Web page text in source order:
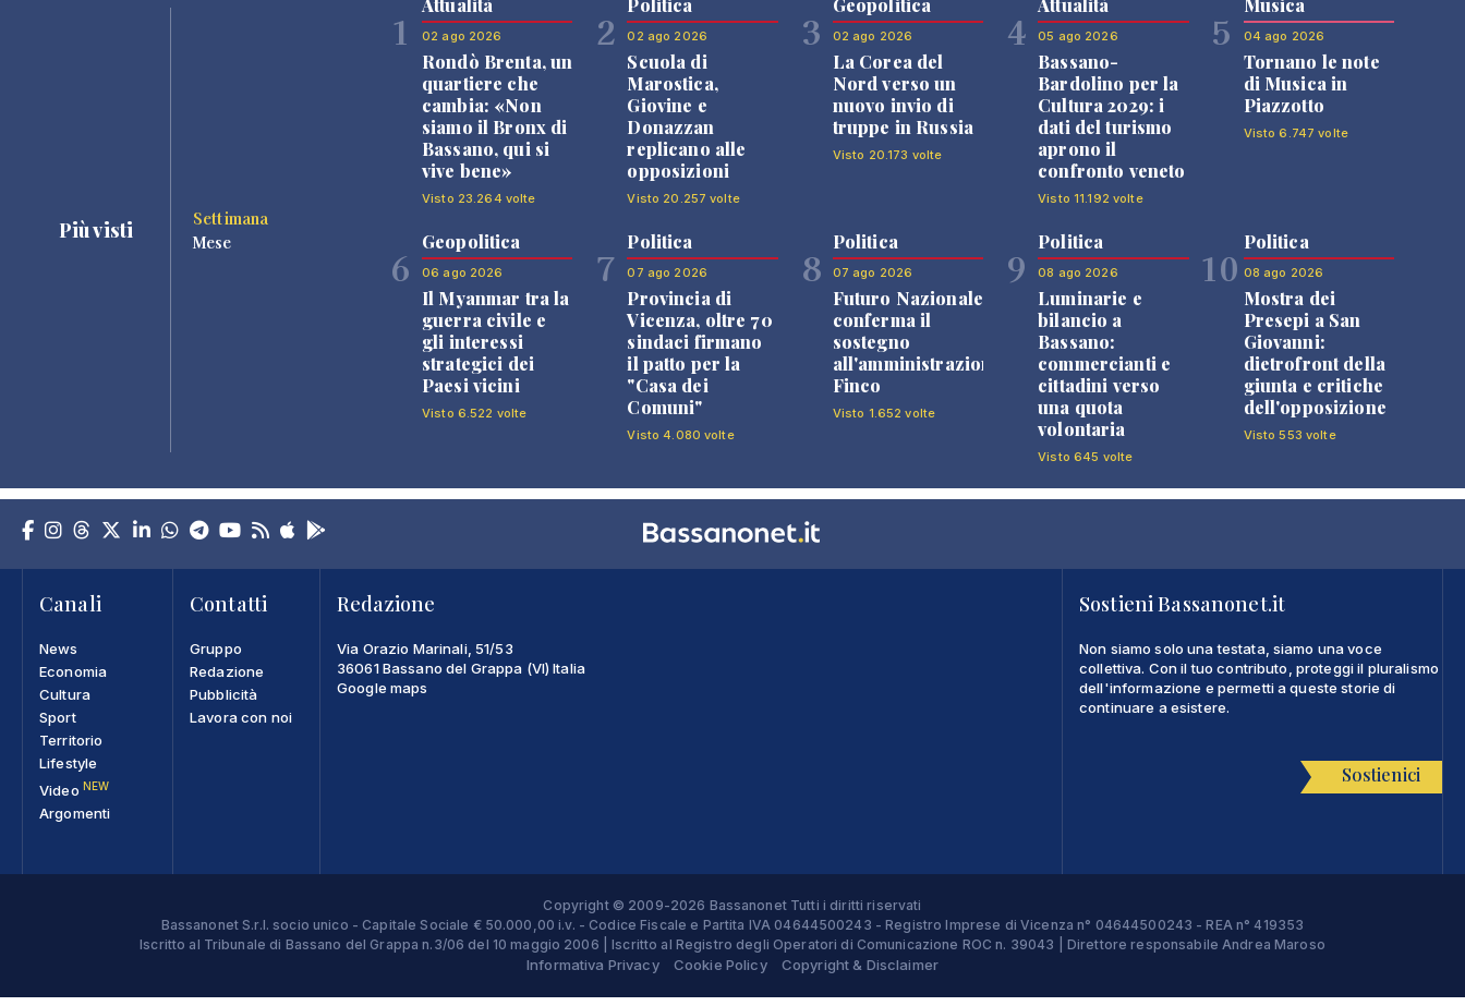
Più visti
Settimana
Mese
1
Attualità
02 ago 2026
Rondò Brenta, un
quartiere che
cambia: «Non
siamo il Bronx di
Bassano, qui si
vive bene»
Visto 23.264 volte
2
Politica
02 ago 2026
Scuola di
Marostica,
Giovine e
Donazzan
replicano alle
opposizioni
Visto 20.257 volte
3
Geopolitica
02 ago 2026
La Corea del
Nord verso un
nuovo invio di
truppe in Russia
Visto 20.173 volte
4
Attualità
05 ago 2026
Bassano-
Bardolino per la
Cultura 2029: i
dati del turismo
aprono il
confronto veneto
Visto 11.192 volte
5
Musica
04 ago 2026
Tornano le note
di Musica in
Piazzotto
Visto 6.747 volte
6
Geopolitica
06 ago 2026
Il Myanmar tra la
guerra civile e
gli interessi
strategici dei
Paesi vicini
Visto 6.522 volte
7
Politica
07 ago 2026
Provincia di
Vicenza, oltre 70
sindaci firmano
il patto per la
"Casa dei
Comuni"
Visto 4.080 volte
8
Politica
07 ago 2026
Futuro Nazionale
conferma il
sostegno
all'amministrazione
Finco
Visto 1.652 volte
9
Politica
08 ago 2026
Luminarie e
bilancio a
Bassano:
commercianti e
cittadini verso
una quota
volontaria
Visto 645 volte
10
Politica
08 ago 2026
Mostra dei
Presepi a San
Giovanni:
dietrofront della
giunta e critiche
dell'opposizione
Visto 553 volte
Canali
News
Economia
Cultura
Sport
Territorio
Lifestyle
Video NEW
Argomenti
Contatti
Gruppo
Redazione
Pubblicità
Lavora con noi
Redazione
Via Orazio Marinali, 51/53
36061 Bassano del Grappa (VI) Italia
Google maps
Sostieni Bassanonet.it
Non siamo solo una testata, siamo una voce
collettiva. Con il tuo contributo, proteggi il pluralismo
dell'informazione e permetti a queste storie di
continuare a esistere.
Sostienici
Copyright © 2009-2026 Bassanonet Tutti i diritti riservati
Bassanonet S.r.l. socio unico - Capitale Sociale € 50.000,00 i.v. - Codice Fiscale e Partita IVA 04644500243 - Registro Imprese di Vicenza n° 04644500243 - REA n° 419353
Iscritto al Tribunale di Bassano del Grappa n.3/06 del 10 maggio 2006 | Iscritto al Registro degli Operatori di Comunicazione ROC n. 39043 | Direttore responsabile Andrea Maroso
Informativa Privacy Cookie Policy Copyright & Disclaimer